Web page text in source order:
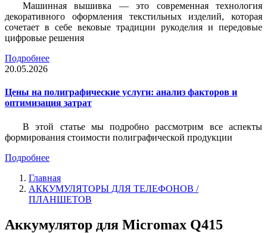
Машинная вышивка — это современная технология
декоративного оформления текстильных изделий, которая
сочетает в себе вековые традиции рукоделия и передовые
цифровые решения
Подробнее
20.05.2026
Цены на полиграфические услуги: анализ факторов и
оптимизация затрат
В этой статье мы подробно рассмотрим все аспекты
формирования стоимости полиграфической продукции
Подробнее
Главная
АККУМУЛЯТОРЫ ДЛЯ ТЕЛЕФОНОВ /
ПЛАНШЕТОВ
Аккумулятор для Micromax Q415